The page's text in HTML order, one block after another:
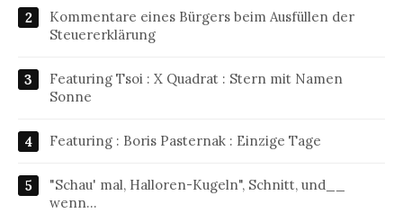
Kommentare eines Bürgers beim Ausfüllen der
Steuererklärung
Featuring Tsoi : X Quadrat : Stern mit Namen
Sonne
Featuring : Boris Pasternak : Einzige Tage
"Schau' mal, Halloren-Kugeln", Schnitt, und__
wenn…